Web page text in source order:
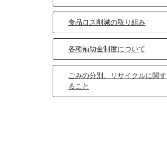
食品ロス削減の取り組み
各種補助金制度について
ごみの分別、リサイクルに関す
ること